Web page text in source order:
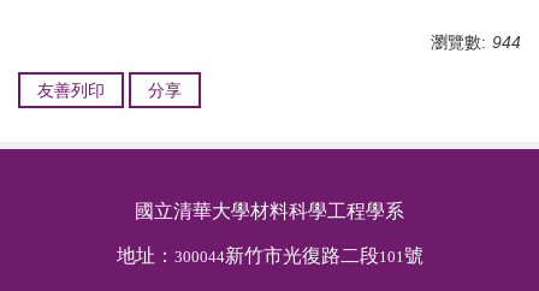
瀏覽數: 944
友善列印 分享
國立清華大學材料科學工程學系
地址： 300044新竹市光復路二段101號